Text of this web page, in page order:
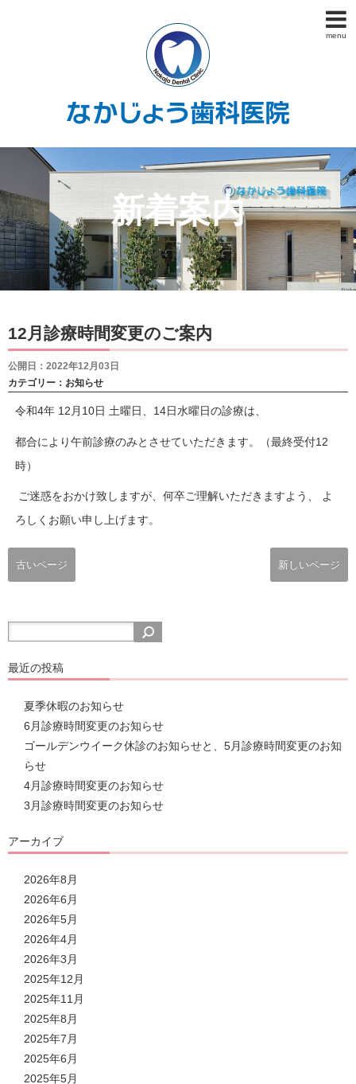
menu
新着案内
12月診療時間変更のご案内
公開日：2022年12月03日
カテゴリー： お知らせ
令和4年 12月10日 土曜日、14日水曜日の診療は、
都合により午前診療のみとさせていただきます。（最終受付12
時）
ご迷惑をおかけ致しますが、何卒ご理解いただきますよう、 よ
ろしくお願い申し上げます。
古いページ 新しいページ
最近の投稿
夏季休暇のお知らせ
6月診療時間変更のお知らせ
ゴールデンウイーク休診のお知らせと、5月診療時間変更のお知
らせ
4月診療時間変更のお知らせ
3月診療時間変更のお知らせ
アーカイブ
2026年8月
2026年6月
2026年5月
2026年4月
2026年3月
2025年12月
2025年11月
2025年8月
2025年7月
2025年6月
2025年5月